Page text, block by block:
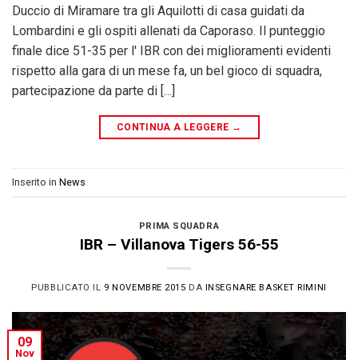
Duccio di Miramare tra gli Aquilotti di casa guidati da
Lombardini e gli ospiti allenati da Caporaso. Il punteggio
finale dice 51-35 per l' IBR con dei miglioramenti evidenti
rispetto alla gara di un mese fa, un bel gioco di squadra,
partecipazione da parte di […]
CONTINUA A LEGGERE →
Inserito in News
PRIMA SQUADRA
IBR – Villanova Tigers 56-55
PUBBLICATO IL 9 NOVEMBRE 2015 DA INSEGNARE BASKET RIMINI
09
Nov